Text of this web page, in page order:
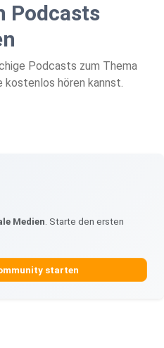
Podcasts
Podcasts zum Thema
kostenlos hören kannst.
Medien . Starte den ersten
starten